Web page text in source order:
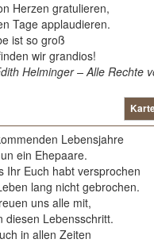
Herzen gratulieren,
Tage applaudieren.
ist so groß
wir grandios!
Helminger – Alle Rechte
Lebensjahre
ein Ehepaare.
Ihr Euch habt versprochen
lang nicht gebrochen.
uns alle mit,
diesen Lebensschritt.
in allen Zeiten